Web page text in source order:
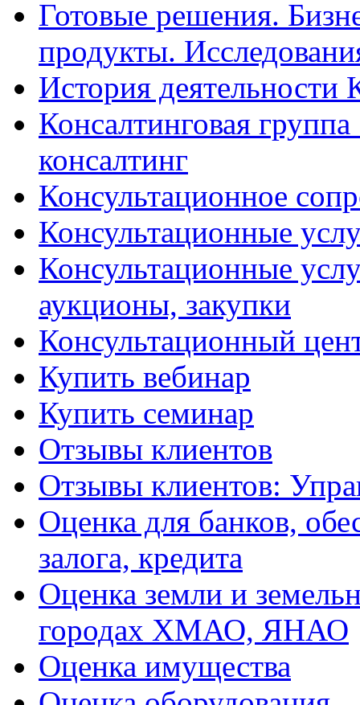
Готовые решения.
продукты.
История деятельности
Консалтинговая
консалтинг
Консультационное
Консультационные
Консультационные
аукционы, закупки
Консультационный
Купить вебинар
Купить семинар
Отзывы клиентов
Отзывы клиентов:
Оценка для банков,
залога, кредита
Оценка земли и
городах ХМАО, ЯНАО
Оценка имущества